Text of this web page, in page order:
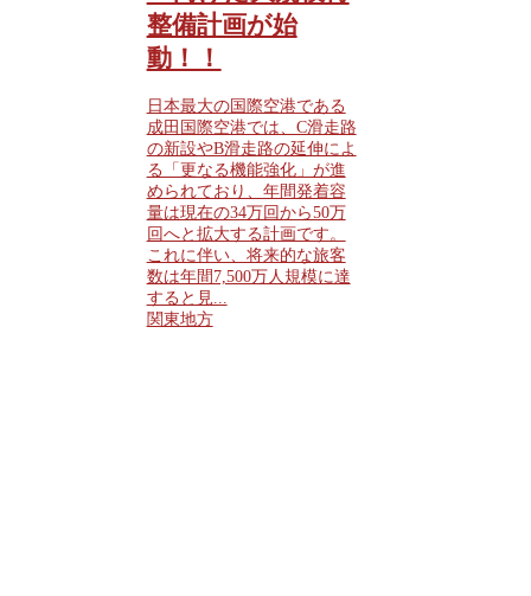
整備計画が始
動！！
日本最大の国際空港である
成田国際空港では、C滑走路
の新設やB滑走路の延伸によ
る「更なる機能強化」が進
められており、年間発着容
量は現在の34万回から50万
回へと拡大する計画です。
これに伴い、将来的な旅客
数は年間7,500万人規模に達
すると見...
関東地方